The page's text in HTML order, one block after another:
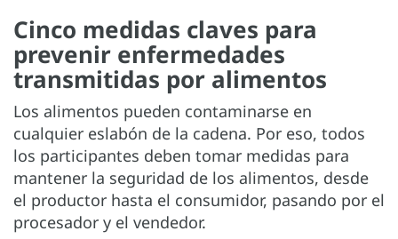
Cinco medidas claves para
prevenir enfermedades
transmitidas por alimentos
Los alimentos pueden contaminarse en
cualquier eslabón de la cadena. Por eso, todos
los participantes deben tomar medidas para
mantener la seguridad de los alimentos, desde
el productor hasta el consumidor, pasando por el
procesador y el vendedor.